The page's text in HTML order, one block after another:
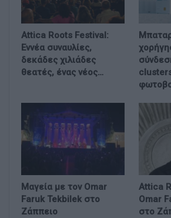
Attica Roots Festival:
Εννέα συναυλίες,
δεκάδες χιλιάδες
θεατές, ένας νέος…
Μαγεία με τον Omar
Faruk Tekbilek στο
Ζάππειο
Attica
Omar
στο